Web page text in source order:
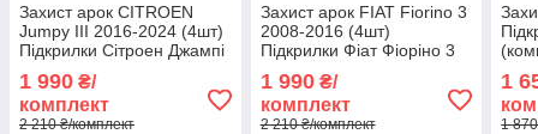
Захист арок CITROEN
Jumpy III 2016-2024 (4шт)
Підкрилки Сітроен Джампі
1 990 ₴/
комплект
2 210 ₴/комплект
Захист арок FIAT Fiorino 3
2008-2016 (4шт)
Підкрилки Фіат Фіоріно 3
1 990₴/
комплект
2 210 ₴/комплект
1
1